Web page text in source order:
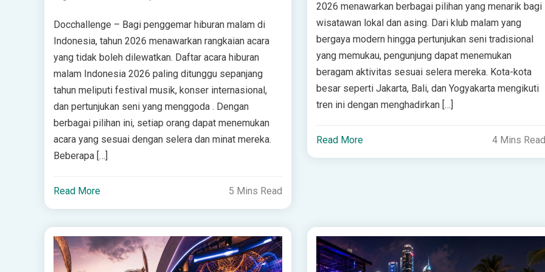
Docchallenge – Bagi penggemar hiburan malam di
Indonesia, tahun 2026 menawarkan rangkaian acara
yang tidak boleh dilewatkan. Daftar acara hiburan
malam Indonesia 2026 paling ditunggu sepanjang
tahun meliputi festival musik, konser internasional,
dan pertunjukan seni yang menggoda . Dengan
berbagai pilihan ini, setiap orang dapat menemukan
acara yang sesuai dengan selera dan minat mereka.
Beberapa […]
Read More 5 Mins Read
2026 menawarkan berbagai pilihan yang menarik bagi
wisatawan lokal dan asing. Dari klub malam yang
bergaya modern hingga pertunjukan seni tradisional
yang memukau, pengunjung dapat menemukan
beragam aktivitas sesuai selera mereka. Kota-kota
besar seperti Jakarta, Bali, dan Yogyakarta mengikuti
tren ini dengan menghadirkan […]
Read More 4 Mins Read